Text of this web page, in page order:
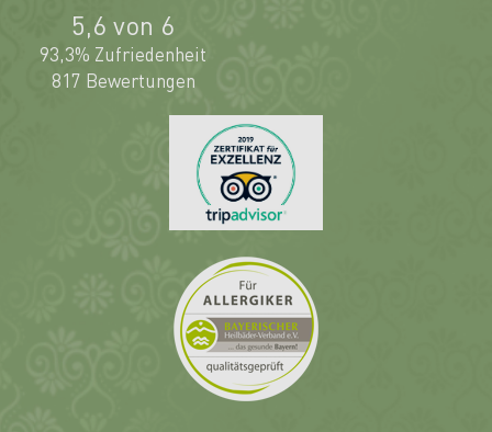
5,6 von 6
93,3% Zufriedenheit
817 Bewertungen